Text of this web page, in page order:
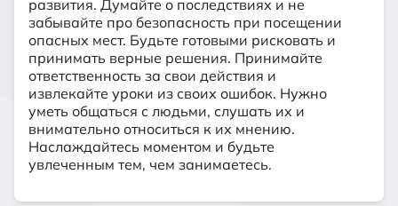
развития. Думайте о последствиях и не
забывайте про безопасность при посещении
опасных мест. Будьте готовыми рисковать и
принимать верные решения. Принимайте
ответственность за свои действия и
извлекайте уроки из своих ошибок. Нужно
уметь общаться с людьми, слушать их и
внимательно относиться к их мнению.
Наслаждайтесь моментом и будьте
увлеченным тем, чем занимаетесь.